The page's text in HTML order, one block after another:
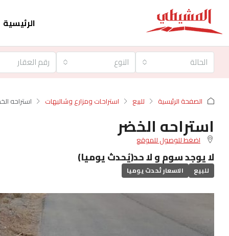
الرئيسية
الحالة النوع
الصفحة الرئيسية للبيع استراحات ومزارع وشاليهات استراحه
استراحه الخضر
اضغط للوصول للموقع
لا يوجد سوم و لا حد(يُحدث يوميا)
للبيع الاسعار تُحدث يوميا